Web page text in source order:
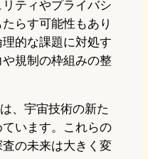
ティやプライバシ
らす可能性もあり
的な課題に対処す
規制の枠組みの整
、宇宙技術の新た
います。これらの
の未来は大きく変